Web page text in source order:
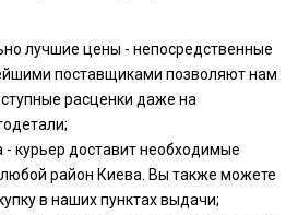
лучшие цены - непосредственные
поставщиками позволяют нам
расценки даже на
- курьер доставит необходимые
район Киева. Вы также можете
в наших пунктах выдачи;